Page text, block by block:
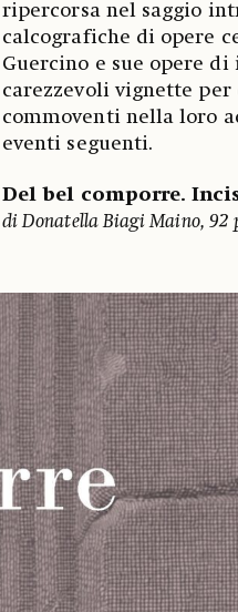
ripercorsa nel saggio
calcografiche di opere
Guercino e sue opere
carezzevoli vignette
commoventi nella loro
eventi seguenti.
Del bel comporre.
di Donatella Biagi Maino, 92